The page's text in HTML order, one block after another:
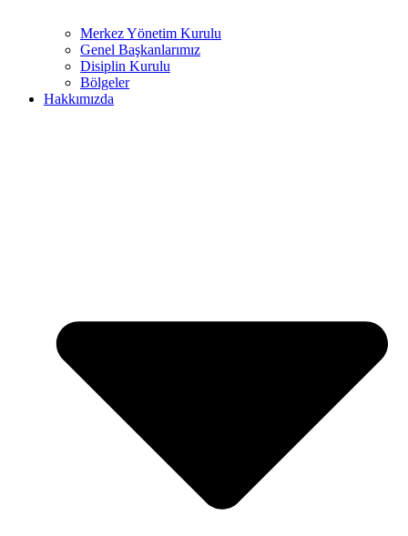
Merkez Yönetim Kurulu
Genel Başkanlarımız
Disiplin Kurulu
Bölgeler
Hakkımızda